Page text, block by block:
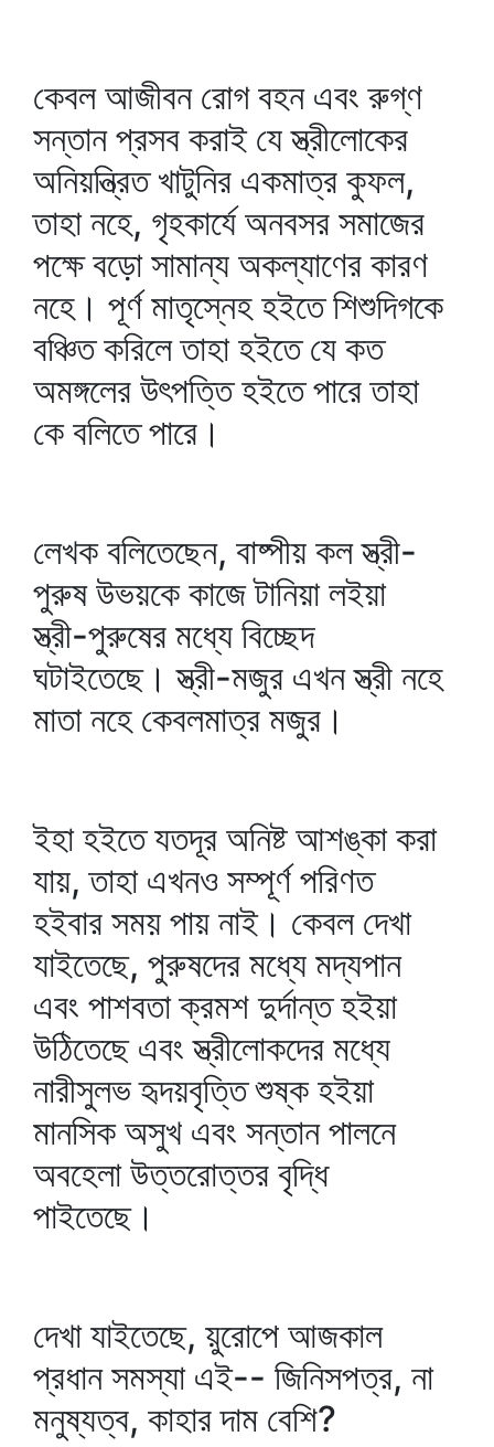
কেবল আজীবন রোগ বহন এবং রুগ্‌ণ
সন্তান প্রসব করাই যে স্ত্রীলোকের
অনিয়ন্ত্রিত খাটুনির একমাত্র কুফল,
তাহা নহে, গৃহকার্যে অনবসর সমাজের
পক্ষে বড়ো সামান্য অকল্যাণের কারণ
নহে। পূর্ণ মাতৃস্নেহ হইতে শিশুদিগকে
বঞ্চিত করিলে তাহা হইতে যে কত
অমঙ্গলের উৎপত্তি হইতে পারে তাহা
কে বলিতে পারে।
লেখক বলিতেছেন, বাষ্পীয় কল স্ত্রী-
পুরুষ উভয়কে কাজে টানিয়া লইয়া
স্ত্রী-পুরুষের মধ্যে বিচ্ছেদ
ঘটাইতেছে। স্ত্রী-মজুর এখন স্ত্রী নহে
মাতা নহে কেবলমাত্র মজুর।
ইহা হইতে যতদূর অনিষ্ট আশঙ্কা করা
যায়, তাহা এখনও সম্পূর্ণ পরিণত
হইবার সময় পায় নাই। কেবল দেখা
যাইতেছে, পুরুষদের মধ্যে মদ্যপান
এবং পাশবতা ক্রমশ দুর্দান্ত হইয়া
উঠিতেছে এবং স্ত্রীলোকদের মধ্যে
নারীসুলভ হৃদয়বৃত্তি শুষ্ক হইয়া
মানসিক অসুখ এবং সন্তান পালনে
অবহেলা উত্তরোত্তর বৃদ্ধি
পাইতেছে।
দেখা যাইতেছে, য়ুরোপে আজকাল
প্রধান সমস্যা এই-- জিনিসপত্র, না
মনুষ্যত্ব, কাহার দাম বেশি?